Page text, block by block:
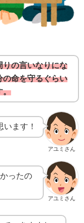
りの言いなりにな
の命を守るぐらい
。
アユミさん
います！
アユミさん
ったの